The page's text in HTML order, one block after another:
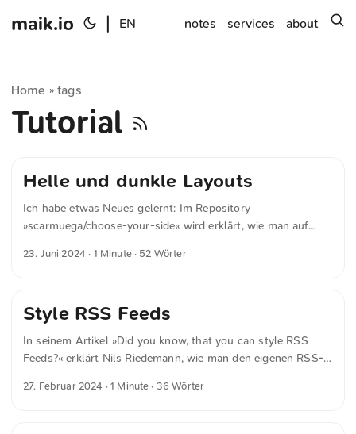
maik.io EN notes services about
Home »tags
Tutorial
Helle und dunkle Layouts
Ich habe etwas Neues gelernt: Im Repository
»scarmuega/choose-your-side« wird erklärt, wie man auf
definieren kann. Im Grunde genommen hängt man ?
das dunkle Layout. ## Light Theme ![Yoda]
side/master/yoda.svg?sanitize=true#gh-light-mode-only)
## Dark Theme ![Vader]
(https://raw.githubusercontent.com/scarmuega/choose-your-
23. Juni 2024 · 1 Minute · 52 Wörter
Style RSS Feeds
In seinem Artikel »Did you know, that you can style RSS
Feeds?« erklärt Nils Riedemann, wie man den eigenen RSS-
momentan nicht relevant ist, wird es hier dennoch vermerkt.
27. Februar 2024 · 1 Minute · 36 Wörter